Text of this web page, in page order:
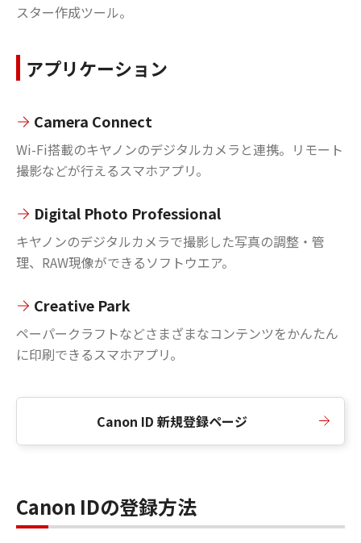
スター作成ツール。
アプリケーション
Camera Connect
Wi-Fi搭載のキヤノンのデジタルカメラと連携。リモート
撮影などが行えるスマホアプリ。
Digital Photo Professional
キヤノンのデジタルカメラで撮影した写真の調整・管
理、RAW現像ができるソフトウエア。
Creative Park
ペーパークラフトなどさまざまなコンテンツをかんたん
に印刷できるスマホアプリ。
Canon ID 新規登録ページ
Canon IDの登録方法